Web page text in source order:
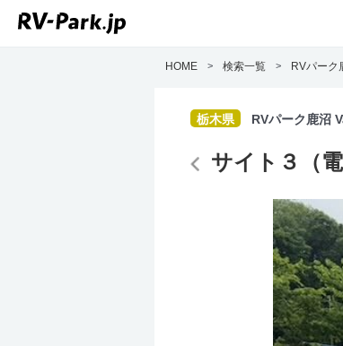
HOME > 検索一覧 > RVパーク
栃木県 RVパーク鹿沼
サイト３（